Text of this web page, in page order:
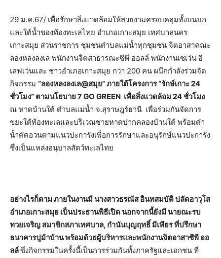
29 ม.ค.67/ เพื่อรักษาสิ่งแวดล้อมให้สวยงามครอบคลุมทั้งบนบก
และใต้น้ำของท้องทะเลไทย อำเภอเกาะสมุย เทศบาลนคร
เกาะสมุย ส่วนราชการ ชุมชนตำบลแม่น้ำทุกชุมชน จิตอาสาคณะ
ลองหลงลงเล พนักงานจิตสาธารณะซีพี ออลล์ พนักงานเซเว่น อี
เลฟเว่นและ ชาวอำเภอเกาะสมุย กว่า 200 คน ผนึกกำลังร่วมจัด
กิจกรรม “ลองหลงลงเล@สมุย” ภายใต้โครงการ “รักษ์เกาะ 24
ชั่วโมง” ตามนโยบาย 7 GO GREEN เพื่อสิ่งแวดล้อม 24 ชั่วโมง
ณ หาดบ้านใต้ ตำบลแม่น้ำ จ.สุราษฎร์ธานี เพื่อร่วมกันจัดการ
ขยะใต้ท้องทะเลและบริเวณชายหาดปากคลองบ้านใต้ พร้อมดำ
น้ำตัดอวนตามแนวปะการังเพื่อการรักษาและอนุรักษ์แนวปะการัง
ซึ่งเป็นแหล่งอนุบาลสัตว์ทะเลไทย
อย่างไรก็ตาม ภายในงานมี นางสาวธรณัส อินทสมบัติ ปลัดอาวุโส
อำเภอเกาะสมุย เป็นประธานพิธีเปิด นอกจากนี้ยังมี นายณะรบ
ทวยเจริญ สมาชิกสภาเทศบาล, กำนันบุญฤทธิ์ มีเพียร ที่ปรึกษา
ธนาคารปูม้าบ้าน พร้อมด้วยผู้บริหารและพนักงานจิตอาสาซีพี ออ
ลล์ซึ่งกิจกรรมในครั้งนี้เป็นการร่วมกันทั้งภาครัฐและเอกชน ที่